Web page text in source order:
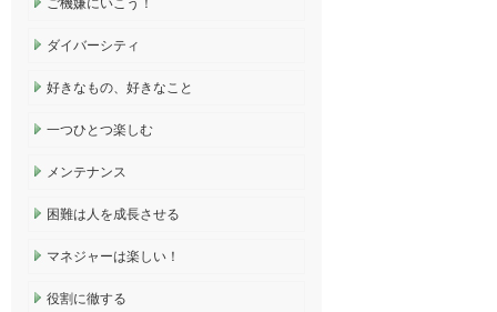
ご機嫌にいこう！
ダイバーシティ
好きなもの、好きなこと
一つひとつ楽しむ
メンテナンス
困難は人を成長させる
マネジャーは楽しい！
役割に徹する